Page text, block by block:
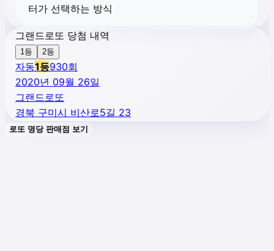
터가 선택하는 방식
그랜드로또 당첨 내역
1등 2등
자동1등930회
2020년 09월 26일
그랜드로또
경북 구미시 비산로5길 23
로또 명당 판매점 보기